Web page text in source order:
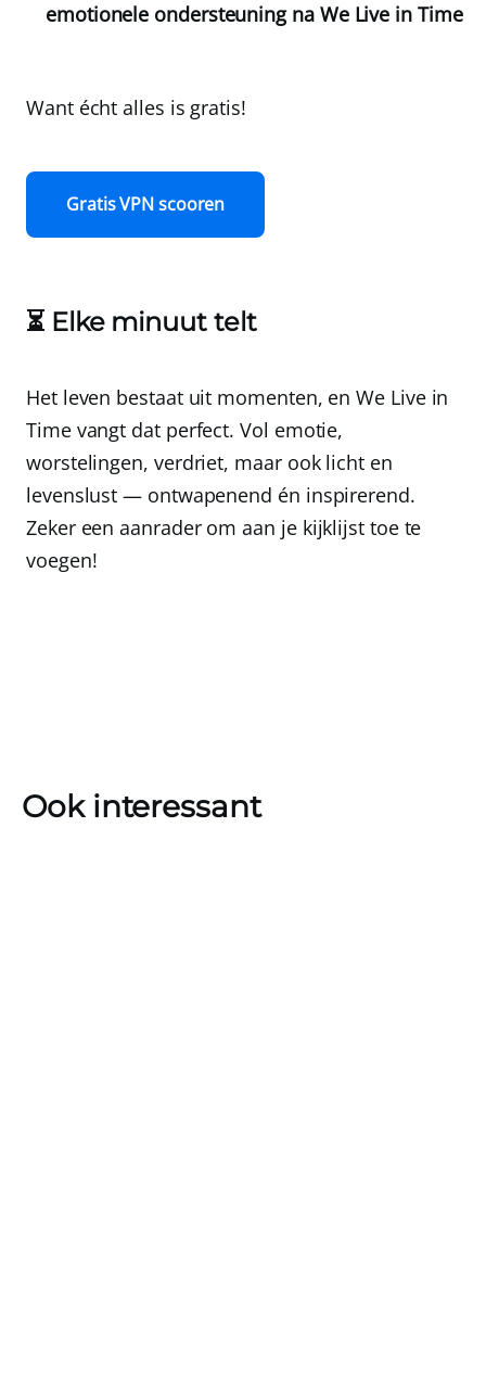
emotionele ondersteuning na We Live in Time
Want écht alles is gratis!
Gratis VPN scooren
⏳ Elke minuut telt
Het leven bestaat uit momenten, en We Live in
Time vangt dat perfect. Vol emotie,
worstelingen, verdriet, maar ook licht en
levenslust — ontwapenend én inspirerend.
Zeker een aanrader om aan je kijklijst toe te
voegen!
Ook interessant